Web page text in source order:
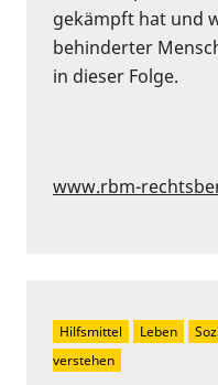
gekämpft hat und
behinderter
in dieser Folge.
www.rbm-
Hilfsmittel Leben
verstehen